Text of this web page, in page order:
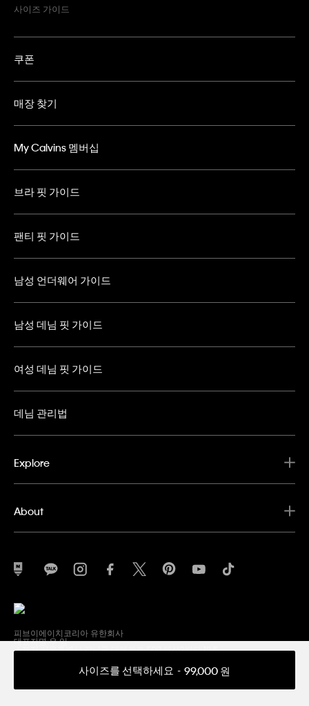
사이즈를 선택하세요 99,000 원
사이즈 가이드
쿠폰
매장 찾기
My Calvins 멤버십
브라 핏 가이드
팬티 핏 가이드
남성 언더웨어 가이드
남성 데님 핏 가이드
여성 데님 핏 가이드
데님 관리법
Explore
About
피브이에이치코리아 유한회사
대표자명 우 잉
소재지 서울특별시 강남구 테헤란로 508 해성2빌딩 18층
통신판매업 신고번호 2019-서울강남-03726
고객센터 1600-1811